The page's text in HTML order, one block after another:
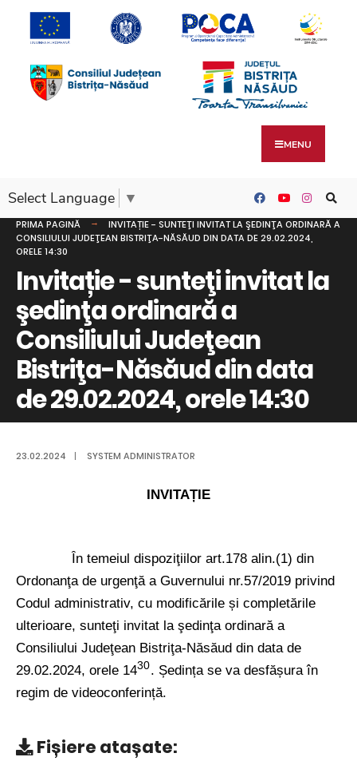
MENU
Select Language ▼
PRIMA PAGINĂ
INVITAȚIE - SUNTEŢI INVITAT LA ŞEDINŢA ORDINARĂ A
CONSILIULUI JUDEŢEAN BISTRIŢA-NĂSĂUD DIN DATA DE 29.02.2024,
ORELE 14:30
Invitație - sunteţi invitat la
şedinţa ordinară a
Consiliului Judeţean
Bistriţa-Năsăud din data
de 29.02.2024, orele 14:30
23.02.2024 | SYSTEM ADMINISTRATOR
INVITAȚIE
În temeiul dispoziţiilor art.178 alin.(1) din
Ordonanţa de urgenţă a Guvernului nr.57/2019 privind
Codul administrativ, cu modificările și completările
ulterioare, sunteţi invitat la şedinţa ordinară a
Consiliului Judeţean Bistriţa-Năsăud din data de
29.02.2024, orele 1430. Ședința se va desfășura în
regim de videoconferință.
Fișiere atașate: